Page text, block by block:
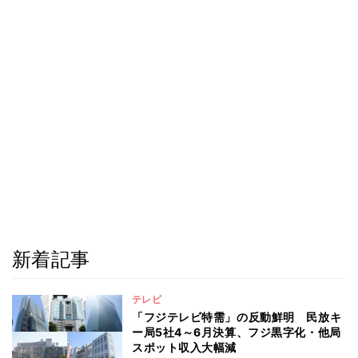
新着記事
テレビ
「フジテレビ特需」の反動鮮明 民放キ
ー局5社4～6月決算、フジ黒字化・他局
スポット収入大幅減